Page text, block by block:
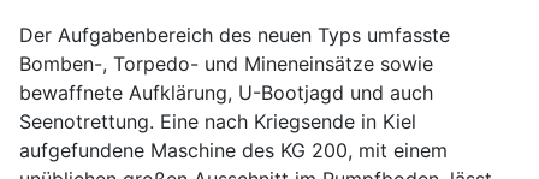
Der Aufgabenbereich des neuen Typs umfasste
Bomben-, Torpedo- und Mineneinsätze sowie
bewaffnete Aufklärung, U-Bootjagd und auch
Seenotrettung. Eine nach Kriegsende in Kiel
aufgefundene Maschine des KG 200, mit einem